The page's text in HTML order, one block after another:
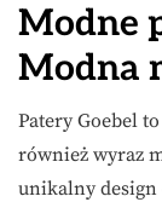
Modne
Modna
Patery Goebel
również wyraz
unikalny design